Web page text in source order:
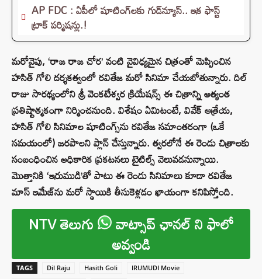
AP FDC : ఏపీలో షూటింగ్‌లకు గుడ్‌న్యూస్.. ఇక ఫాస్ట్
ట్రాక్ పర్మిషన్లు.!
మరోవైపు, ‘రాజ రాజ చోర’ వంటి వైవిధ్యమైన చిత్రంతో మెప్పించిన
హసిత్ గోలి దర్శకత్వంలో రవితేజ మరో సినిమా చేయబోతున్నారు. దిల్
రాజు సారథ్యంలోని శ్రీ వెంకటేశ్వర క్రియేషన్స్ ఈ చిత్రాన్ని అత్యంత
ప్రతిష్టాత్మకంగా నిర్మించనుంది. విశేషం ఏమిటంటే, వివేక్ ఆత్రేయ,
హసిత్ గోలి సినిమాల షూటింగ్స్‌ను రవితేజ సమాంతరంగా (ఒకే
సమయంలో) జరపాలని ప్లాన్ చేస్తున్నారు. త్వరలోనే ఈ రెండు చిత్రాలకు
సంబంధించిన అధికారిక ప్రకటనలు టైటిల్స్ వెలువడనున్నాయి.
మొత్తానికి ‘ఇరుముడి’తో పాటు ఈ రెండు సినిమాలు కూడా రవితేజ
మాస్ ఇమేజ్‌ను మరో స్థాయికి తీసుకెళ్లడం ఖాయంగా కనిపిస్తోంది.
NTV తెలుగు వాట్సాప్ ఛానల్ ని ఫాలో
అవ్వండి
TAGS Dil Raju Hasith Goli
IRUMUDI Movie